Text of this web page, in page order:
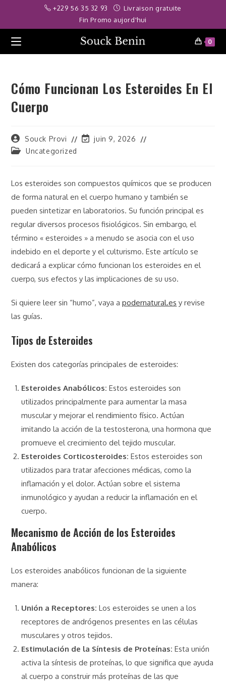
deneme bonusuDeneme bonusu veren siteler 2026
content
+229 56 35 32 93
Livraison gratuite
Fin Promo aujord'hui
0
Cómo Funcionan Los Esteroides En El
Cuerpo
Auteur/autrice
de
Souck Provi
Dernière
juin 9, 2026
PostUncategorized
Los esteroides son compuestos químicos que se producen
de forma natural en el cuerpo humano y también se
pueden sintetizar en laboratorios. Su función principal es
regular diversos procesos fisiológicos. Sin embargo, el
término « esteroides » a menudo se asocia con el uso
indebido en el deporte y el culturismo. Este artículo se
dedicará a explicar cómo funcionan los esteroides en el
cuerpo, sus efectos y las implicaciones de su uso.
Si quiere leer sin “humo”, vaya apodernatural.es y revise
las guías.
Tipos de Esteroides
Existen dos categorías principales de esteroides:
Esteroides Anabólicos: Estos esteroides son
utilizados principalmente para aumentar la masa
muscular y mejorar el rendimiento físico. Actúan
imitando la acción de la testosterona, una hormona que
promueve el crecimiento del tejido muscular.
Esteroides Corticosteroides: Estos esteroides son
utilizados para tratar afecciones médicas, como la
inflamación y el dolor. Actúan sobre el sistema
inmunológico y ayudan a reducir la inflamación en el
cuerpo.
Mecanismo de Acción de los Esteroides
Anabólicos
Los esteroides anabólicos funcionan de la siguiente
manera:
Unión a Receptores: Los esteroides se unen a los
receptores de andrógenos presentes en las células
musculares y otros tejidos.
Estimulación de la Síntesis de Proteínas: Esta unión
activa la síntesis de proteínas, lo que significa que ayuda
al cuerpo a construir más proteínas de las que